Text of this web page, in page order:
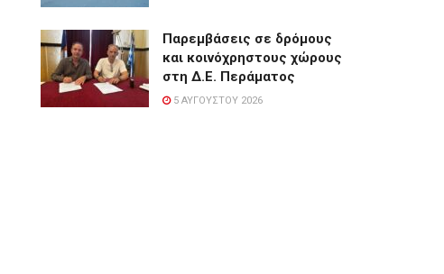
Παρεμβάσεις σε δρόμους
και κοινόχρηστους χώρους
στη Δ.Ε. Περάματος
5 ΑΥΓΟΎΣΤΟΥ 2026